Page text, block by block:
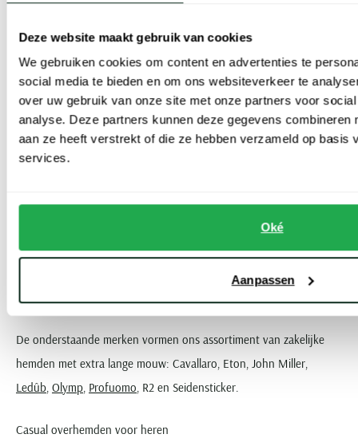
Deze website maakt gebruik van cookies
We gebruiken cookies om content en advertenties te
social media te bieden en om ons websiteverkeer te
over uw gebruik van onze site met onze partners voor
analyse. Deze partners kunnen deze gegevens combineren
aan ze heeft verstrekt of die ze hebben verzameld op basis
services.
Oké
Aanpassen
Profuomo, R2,SeidenstickerenTommy Hilfiger.
Zakelijke hemden met extra lange mouw
Bent u langer dan de gemiddelde man? Dan is extra mouw- en
lichaamslengte bij uw zakelijke hemd gewenst. Om deze reden zijn
shirts hebben langere mouwen dan die met standaard
extra lengte zijn verkrijgbaar in boordmaat 37-7 tot en met 48-7.
De onderstaande merken vormen ons assortiment van zakelijke
hemden met extra lange mouw: Cavallaro, Eton, John Miller,
Ledûb, Olymp, Profuomo, R2 en Seidensticker.
Casual overhemden voor heren